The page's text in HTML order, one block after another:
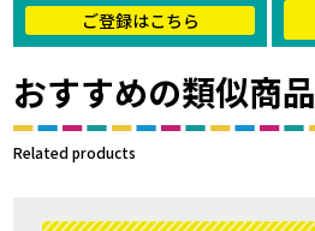
ご登録はこちら
おすすめの類似商品
Related products